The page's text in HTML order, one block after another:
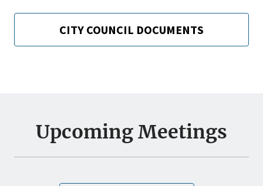
CITY COUNCIL DOCUMENTS
Upcoming Meetings